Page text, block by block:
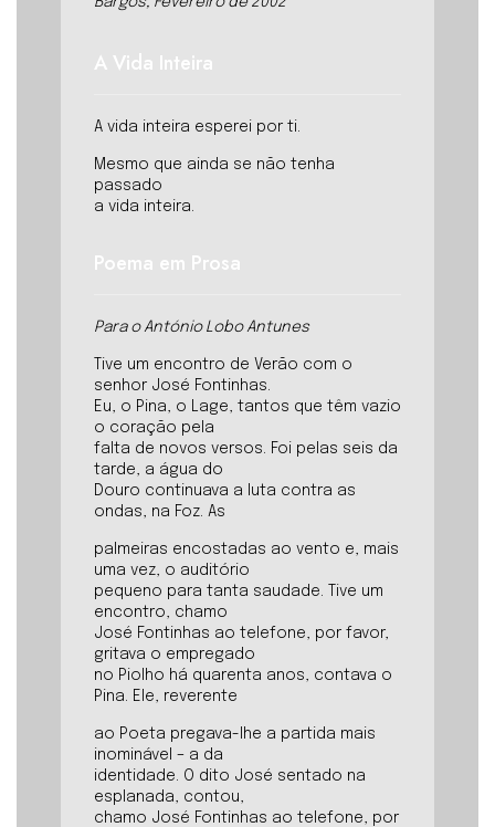
A Vida Inteira
A vida inteira esperei por ti.
Mesmo que ainda se não tenha
passado
a vida inteira.
Poema em Prosa
Para o António Lobo Antunes
Tive um encontro de Verão com o
senhor José Fontinhas.
Eu, o Pina, o Lage, tantos que têm vazio
o coração pela
falta de novos versos. Foi pelas seis da
tarde, a água do
Douro continuava a luta contra as
ondas, na Foz. As
palmeiras encostadas ao vento e, mais
uma vez, o auditório
pequeno para tanta saudade. Tive um
encontro, chamo
José Fontinhas ao telefone, por favor,
gritava o empregado
no Piolho há quarenta anos, contava o
Pina. Ele, reverente
ao Poeta pregava-lhe a partida mais
inominável – a da
identidade. O dito José sentado na
esplanada, contou,
chamo José Fontinhas ao telefone, por